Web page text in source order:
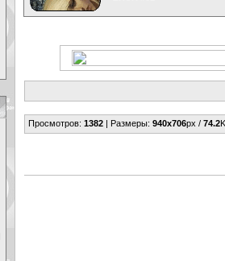
Просмотров: 1382 | Размеры: 940x706px / 74.2